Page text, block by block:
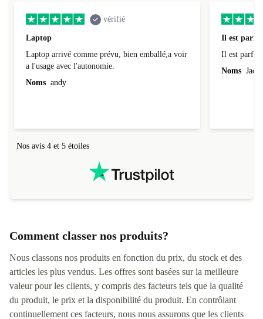
vérifié
Laptop
Laptop arrivé comme prévu, bien emballé,a voir
a l'usage avec l'autonomie.
Noms andy
Il est
Il est parfait
Noms
Nos avis 4 et 5 étoiles
Comment classer nos produits?
Nous classons nos produits en fonction du prix, du stock et des
articles les plus vendus. Les offres sont basées sur la meilleure
valeur pour les clients, y compris des facteurs tels que la qualité
du produit, le prix et la disponibilité du produit. En contrôlant
continuellement ces facteurs, nous nous assurons que les clients